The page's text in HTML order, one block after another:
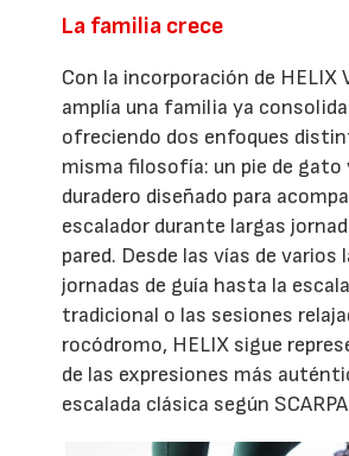
La familia crece
Con la incorporación de HELIX
amplía una familia ya
ofreciendo dos enfoques
misma filosofía: un pie de
duradero diseñado para
escalador durante largas
pared. Desde las vías de varios
jornadas de guía hasta la
tradicional o las sesiones
rocódromo, HELIX sigue
de las expresiones más
escalada clásica según